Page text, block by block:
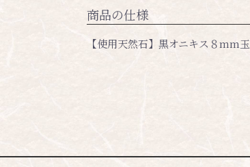
商品の仕様
【使用天然石】黒オニキス８mm玉